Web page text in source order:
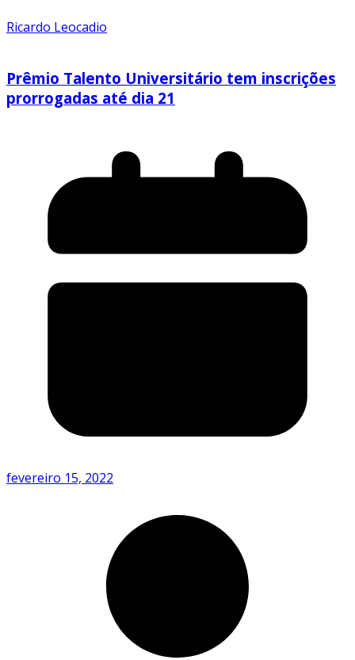
Ricardo Leocadio
Prêmio Talento Universitário tem inscrições
prorrogadas até dia 21
fevereiro 15, 2022